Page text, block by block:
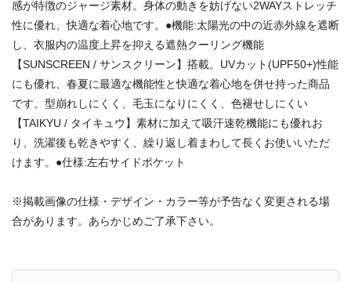
感が特徴のジャージ素材。身体の動きを妨げない2WAYストレッチ
性に優れ、快適な着心地です。●機能:太陽光の中の近赤外線を遮断
し、衣服内の温度上昇を抑える遮熱クーリング機能
【SUNSCREEN / サンスクリーン】搭載。UVカット(UPF50+)性能
にも優れ、春夏に最適な機能性と快適な着心地を併せ持った商品
です。型崩れしにくく、毛玉になりにくく、色褪せしにくい
【TAIKYU / タイキュウ】素材に加えて吸汗速乾機能にも優れお
り、洗濯後も乾きやすく、繰り返し着まわして長くお使いいただ
けます。●仕様:左右サイドポケット
※掲載画像の仕様・デザイン・カラー等が予告なく変更される場
合があります。あらかじめご了承下さい。